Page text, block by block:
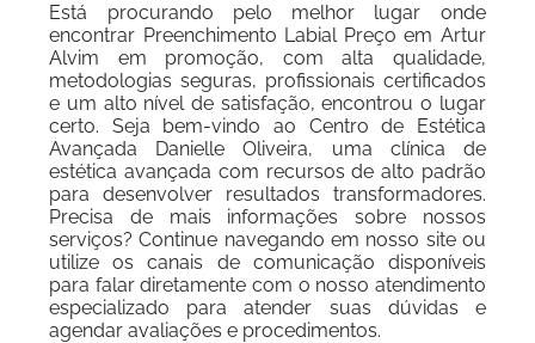
Está procurando pelo melhor lugar onde
encontrar Preenchimento Labial Preço em Artur
Alvim em promoção, com alta qualidade,
metodologias seguras, profissionais certificados
e um alto nível de satisfação, encontrou o lugar
certo. Seja bem-vindo ao Centro de Estética
Avançada Danielle Oliveira, uma clínica de
estética avançada com recursos de alto padrão
para desenvolver resultados transformadores.
Precisa de mais informações sobre nossos
serviços? Continue navegando em nosso site ou
utilize os canais de comunicação disponíveis
para falar diretamente com o nosso atendimento
especializado para atender suas dúvidas e
agendar avaliações e procedimentos.